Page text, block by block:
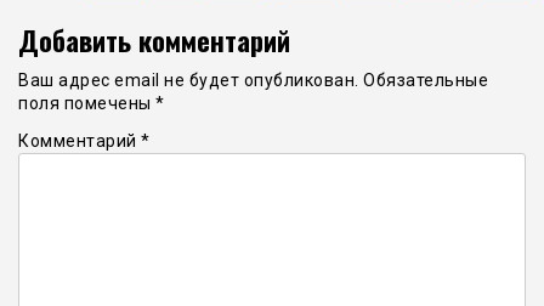
Добавить комментарий
Ваш адрес email не будет опубликован. Обязательные
поля помечены *
Комментарий *